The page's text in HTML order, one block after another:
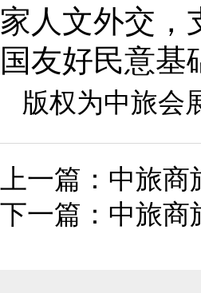
家人文外交，
国友好民意基
版权为中旅会
上一篇： 中旅商
下一篇： 中旅商